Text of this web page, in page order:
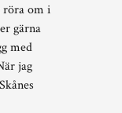
röra om i
gärna
med
jag